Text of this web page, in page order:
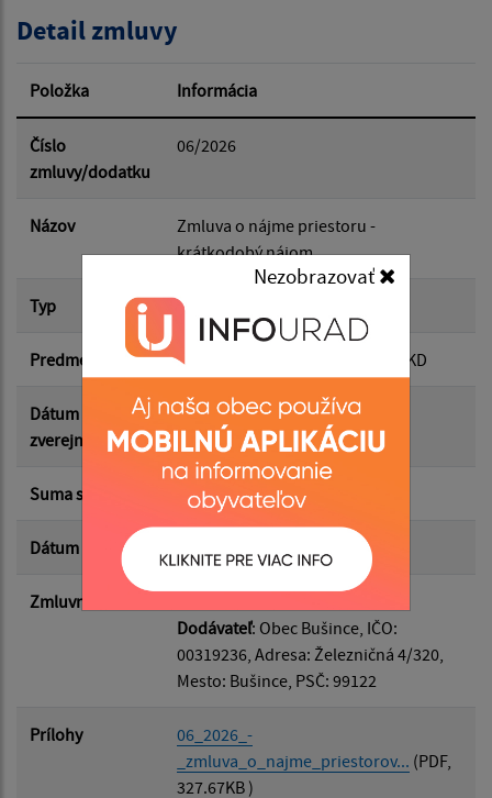
Nezobrazovať
Dátum od:
Dátum do:
Suma od:
Suma do:
Typ:
Filtrovať Reset
Detail zmluvy
Položka Informácia
Číslo
zmluvy/dodatku
06/2026
Názov
Zmluva o nájme priestoru -
krátkodobý nájom
Typ Hlavná zmluva
Predmet Krátkodobý nájom priestorov - KD
Dátum
zverejnenia
01.07.2026
Suma s DPH* 411.70 €
Dátum uzavretia
Zmluvná strana
Dodávateľ: Obec Bušince, IČO:
00319236, Adresa: Železničná 4/320,
Mesto: Bušince, PSČ: 99122
Prílohy
06_2026_-
_zmluva_o_najme_priestorov... (PDF,
327.67KB )